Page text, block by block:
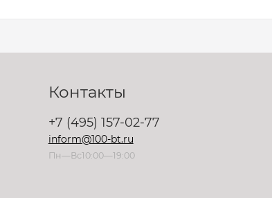
Контакты
+7 (495) 157-02-77
inform@100-bt.ru
Пн—Вс10:00—19:00